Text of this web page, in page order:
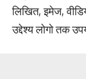
लिखित, इमेज,
उद्देश्य लोगो तक